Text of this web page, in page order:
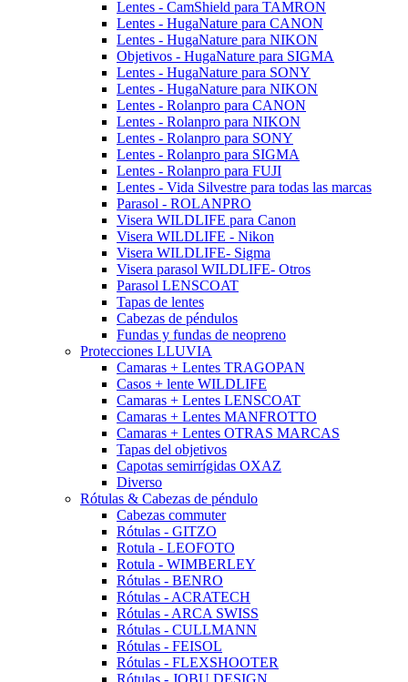
Lentes - CamShield para TAMRON
Lentes - HugaNature para CANON
Lentes - HugaNature para NIKON
Objetivos - HugaNature para SIGMA
Lentes - HugaNature para SONY
Lentes - HugaNature para NIKON
Lentes - Rolanpro para CANON
Lentes - Rolanpro para NIKON
Lentes - Rolanpro para SONY
Lentes - Rolanpro para SIGMA
Lentes - Rolanpro para FUJI
Lentes - Vida Silvestre para todas las marcas
Parasol - ROLANPRO
Visera WILDLIFE para Canon
Visera WILDLIFE - Nikon
Visera WILDLIFE- Sigma
Visera parasol WILDLIFE- Otros
Parasol LENSCOAT
Tapas de lentes
Cabezas de péndulos
Fundas y fundas de neopreno
Protecciones LLUVIA
Camaras + Lentes TRAGOPAN
Casos + lente WILDLIFE
Camaras + Lentes LENSCOAT
Camaras + Lentes MANFROTTO
Camaras + Lentes OTRAS MARCAS
Tapas del objetivos
Capotas semirrígidas OXAZ
Diverso
Rótulas & Cabezas de péndulo
Cabezas commuter
Rótulas - GITZO
Rotula - LEOFOTO
Rotula - WIMBERLEY
Rótulas - BENRO
Rótulas - ACRATECH
Rótulas - ARCA SWISS
Rótulas - CULLMANN
Rótulas - FEISOL
Rótulas - FLEXSHOOTER
Rótulas - JOBU DESIGN